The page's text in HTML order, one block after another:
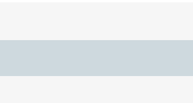
PRO 1, uma cabeça de refil